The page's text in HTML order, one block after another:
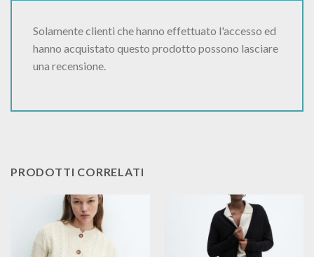
Solamente clienti che hanno effettuato l'accesso ed
hanno acquistato questo prodotto possono lasciare
una recensione.
PRODOTTI CORRELATI